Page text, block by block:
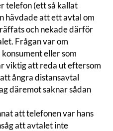
telefon (ett så kallat
hävdade att ett avtal om
och nekade därför
Frågan var om
eller som
viktig att reda ut eftersom
ångra distansavtal
däremot saknar sådan
att telefonen var hans
att avtalet inte